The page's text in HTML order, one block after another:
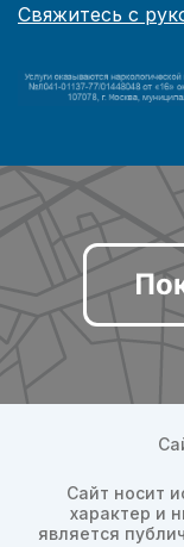
Свяжитесь с
Сайт носит
характер и
является